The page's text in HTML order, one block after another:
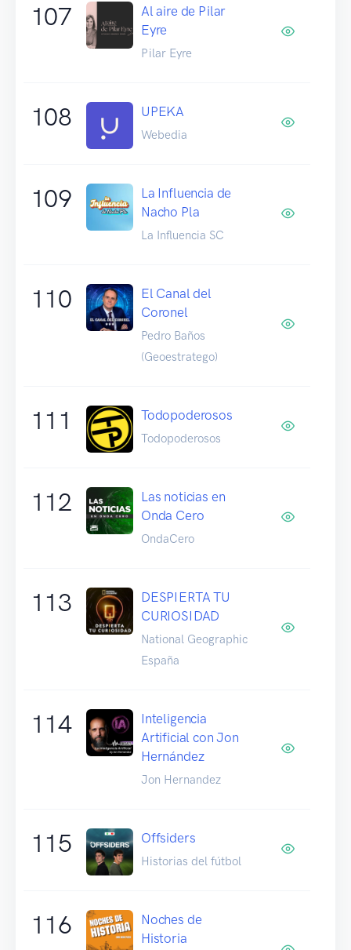
107
Al aire de Pilar
Eyre
Pilar Eyre
108 UPEKA
Webedia
109
La Influencia de
Nacho Pla
La Influencia SC
110
El Canal del
Coronel
Pedro Baños
(Geoestratego)
111 Todopoderosos
Todopoderosos
112
Las noticias en
Onda Cero
OndaCero
113
DESPIERTA TU
CURIOSIDAD
National Geographic
España
114
Inteligencia
Artificial con Jon
Hernández
Jon Hernandez
115 Offsiders
Historias del fútbol
116
Noches de
Historia